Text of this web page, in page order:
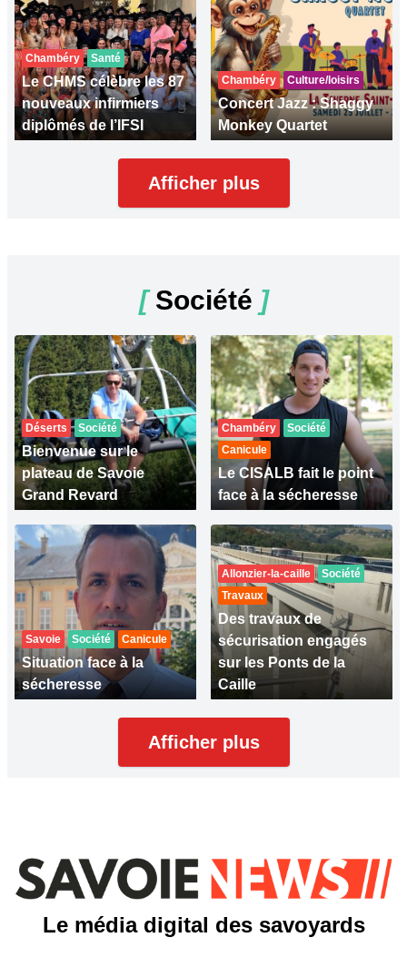
Chambéry Santé
Le CHMS célèbre les 87
nouveaux infirmiers
diplômés de l’IFSI
Chambéry Culture/loisirs
Concert Jazz : Shaggy
Monkey Quartet
Afficher plus
[Société ]
Déserts Société
Bienvenue sur le
plateau de Savoie
Grand Revard
Chambéry
Société
Canicule
Le CISALB fait le point
face à la sécheresse
Savoie Société Canicule
Situation face à la
sécheresse
Allonzier-la-caille
Société
Travaux
Des travaux de
sécurisation engagés
sur les Ponts de la
Caille
Afficher plus
Le média digital des savoyards